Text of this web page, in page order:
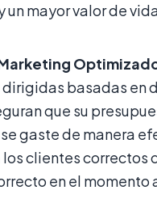
un mayor valor de
basadas en
que su
gaste de manera
clientes correctos
en el momento